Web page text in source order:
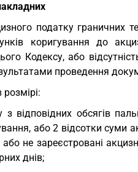
податку граничних
коригування до
Кодексу, або
проведення
відповідних обсягів
або 2 відсотки суми
не зареєстровані
днів;